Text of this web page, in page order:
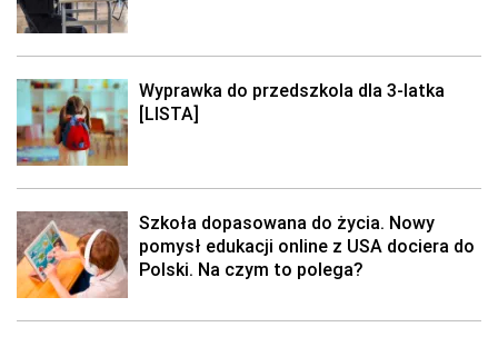
Wyprawka do przedszkola dla 3-latka
[LISTA]
Szkoła dopasowana do życia. Nowy
pomysł edukacji online z USA dociera do
Polski. Na czym to polega?